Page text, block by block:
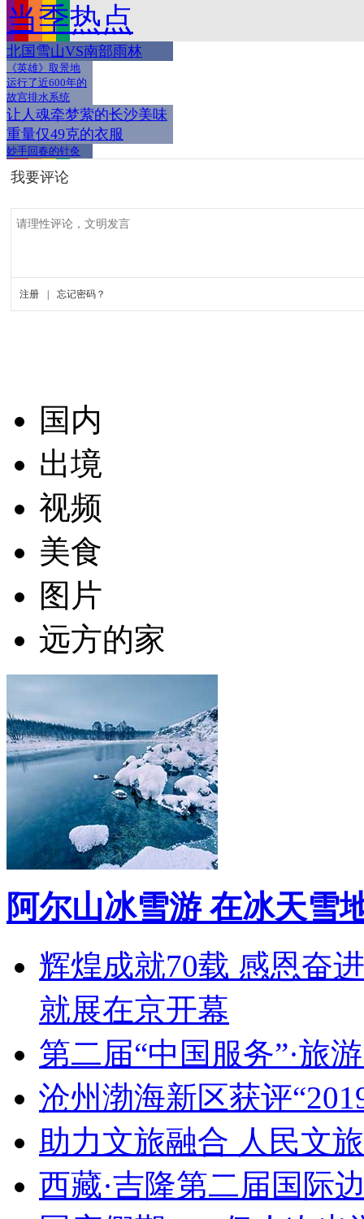
当季热点
北国雪山VS南部雨林
《英雄》取景地
运行了近600年的
故宫排水系统
让人魂牵梦萦的长沙美味
重量仅49克的衣服
妙手回春的针灸
国内
出境
视频
美食
图片
远方的家
阿尔山冰雪游 在冰天雪
辉煌成就70载 感恩奋
就展在京开幕
第二届“中国服务”·旅
沧州渤海新区获评
助力文旅融合 人民文
西藏·吉隆第二届国际